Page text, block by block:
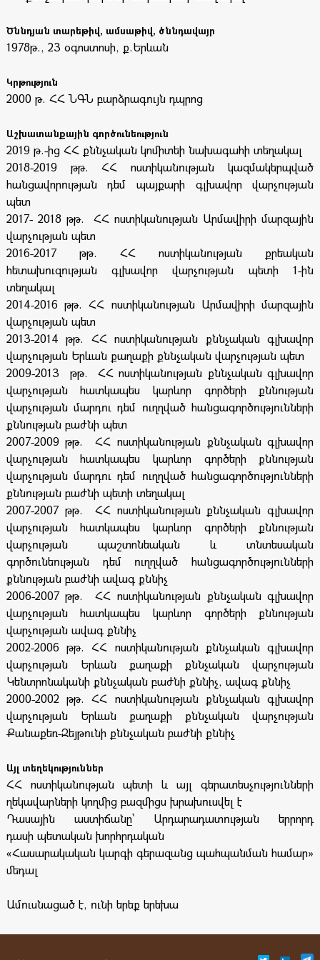
Ծննդյան տարեթիվ, ամսաթիվ, ծննդավայր
1978թ., 23 օգոստոսի, ք.Երևան
Կրթություն
2000 թ. ՀՀ ՆԳՆ բարձրագույն դպրոց
Աշխատանքային գործունեություն
2019 թ.-ից ՀՀ քննչական կոմիտեի նախագահի տեղակալ
2018-2019 թթ. ՀՀ ոստիկանության կազմակերպված
հանցավորության դեմ պայքարի գլխավոր վարչության
պետ
2017- 2018 թթ. ՀՀ ոստիկանության Արմավիրի մարզային
վարչության պետ
2016-2017 թթ. ՀՀ ոստիկանության քրեական
հետախուզության գլխավոր վարչության պետի 1-ին
տեղակալ
2014-2016 թթ. ՀՀ ոստիկանության Արմավիրի մարզային
վարչության պետ
2013-2014 թթ. ՀՀ ոստիկանության քննչական գլխավոր
վարչության Երևան քաղաքի քննչական վարչության պետ
2009-2013 թթ. ՀՀ ոստիկանության քննչական գլխավոր
վարչության հատկապես կարևոր գործերի քննության
վարչության մարդու դեմ ուղղված հանցագործությունների
քննության բաժնի պետ
2007-2009 թթ. ՀՀ ոստիկանության քննչական գլխավոր
վարչության հատկապես կարևոր գործերի քննության
վարչության մարդու դեմ ուղղված հանցագործությունների
քննության բաժնի պետի տեղակալ
2007-2007 թթ. ՀՀ ոստիկանության քննչական գլխավոր
վարչության հատկապես կարևոր գործերի քննության
վարչության պաշտոնեական և տնտեսական
գործունեության դեմ ուղղված հանցագործությունների
քննության բաժնի ավագ քննիչ
2006-2007 թթ. ՀՀ ոստիկանության քննչական գլխավոր
վարչության հատկապես կարևոր գործերի քննության
վարչության ավագ քննիչ
2002-2006 թթ. ՀՀ ոստիկանության քննչական գլխավոր
վարչության Երևան քաղաքի քննչական վարչության
Կենտրոնականի քննչական բաժնի քննիչ, ավագ քննիչ
2000-2002 թթ. ՀՀ ոստիկանության քննչական գլխավոր
վարչության Երևան քաղաքի քննչական վարչության
Քանաքեռ-Զեյթունի քննչական բաժնի քննիչ
Այլ տեղեկություններ
ՀՀ ոստիկանության պետի և այլ գերատեսչությունների
ղեկավարների կողմից բազմիցս խրախուսվել է
Դասային աստիճանը՝ Արդարադատության երրորդ
դասի պետական խորհրդական
«Հասարակական կարգի գերազանց պահպանման համար»
մեդալ
Ամուսնացած է, ունի երեք երեխա